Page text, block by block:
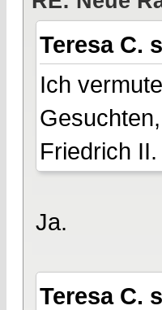
Teresa C.
Ich
Friedrich II.
Ja.
Teresa C.